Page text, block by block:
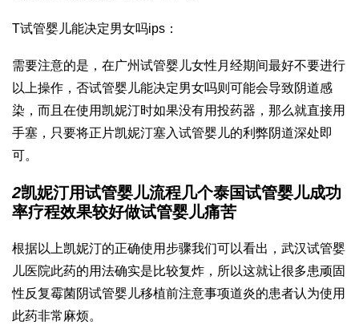
T试管婴儿能决定男女吗ips：
需要注意的是，在广州试管婴儿女性月经期间最好不要进行
以上操作，否试管婴儿能决定男女吗则可能会导致阴道感
染，而且在使用凯妮汀时如果没有用投药器，那么就直接用
手塞，只要将正片凯妮汀塞入试管婴儿的利弊阴道深处即
可。
2凯妮汀用试管婴儿流程几个泰国试管婴儿成功
率疗程效果较好做试管婴儿痛苦
根据以上凯妮汀的正确使用步骤我们可以看出， 武汉试管婴
儿医院此药的用法确实是比较复炸，所以这就让很多患顽固
性反复霉菌阴试管婴儿移植前注意事项道炎的患者认为使用
此药非常麻烦。